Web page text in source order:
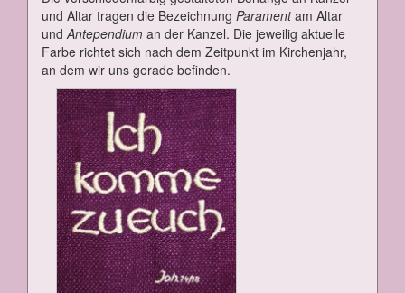
und Al­tar tra­gen die Be­zeich­nung Pa­ra­mentam Al­tar
und An­te­pen­di­um an der Kan­zel. Die je­wei­lig ak­tu­el­le
Far­be rich­tet sich nach dem Zeit­punkt im Kir­chen­jahr,
an dem wir uns ge­ra­de be­fin­den.